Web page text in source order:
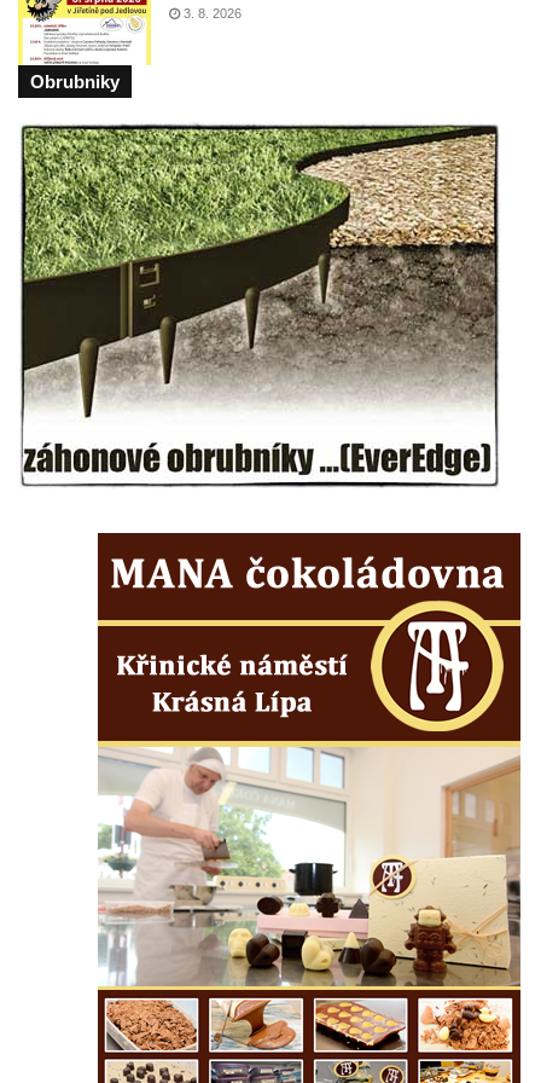
Fontána v atriu magistrátu v Ústí nad
Labem
Gasse v Drážďanech
Mozartova fontána v Blüherově parku
Kašna před budovou sýpky v zámeckém
areálu v Liběchově
Kašna u obecního úřadu v Jetřichovicích
Kašna v parku v Horním Podluží
Kašna Hynie na kruhovém objezdu u
náměstí Svobody v Teplicích
Fontána v parku na Mírovém náměstí v
Teplicích
Kašna Glaverbel v ulici Alejní u zámecké
Kamenná nádrž na vodu na hřbitově v
Zabrušanech
Kašna v zámecké zahradě v Duchcově
Kamenná nádrž na vodu II. na hřbitově ve
Kamenná nádrž na vodu I. na hřbitově ve
Šluknově
Kamenná nádrž na vodu II. na hřbitově ve
Chřibské
Kamenná nádrž na vodu I. na hřbitově ve
Chřibské
Kašna Tritonů na náměstí Republiky v
Olomouci
Studna s kovanou mříží na Velkém náměstí
v Hradci Králové
3. 8. 2026
Obrubniky